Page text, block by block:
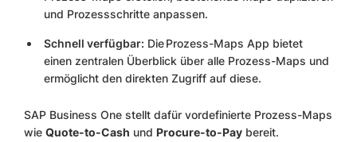
und Prozessschritte anpassen.
Schnell verfügbar: Die Prozess-Maps App bietet
einen zentralen Überblick über alle Prozess-Maps und
ermöglicht den direkten Zugriff auf diese.
SAP Business One stellt dafür vordefinierte Prozess-Maps
wie Quote-to-Cash und Procure-to-Pay bereit.